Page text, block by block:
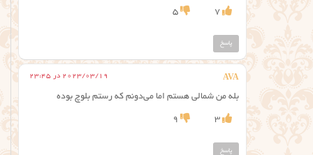
7
5
پاسخ
AVA 2023/03/19 در 23:45
بله من شمالی هستم اما می‌دونم که رستم بلوچ بوده
3
9
پاسخ